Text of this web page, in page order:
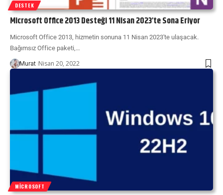
DESTEK
Microsoft Office 2013 Desteği 11 Nisan 2023’te Sona Eriyor
Microsoft Office 2013, hizmetin sonuna 11 Nisan 2023'te ulaşacak.
Bağımsız Office paketi,…
Murat Nisan 20, 2022
MICROSOFT